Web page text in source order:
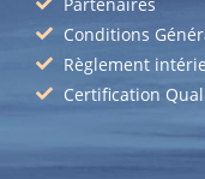
Conditions
Règlement
Certification